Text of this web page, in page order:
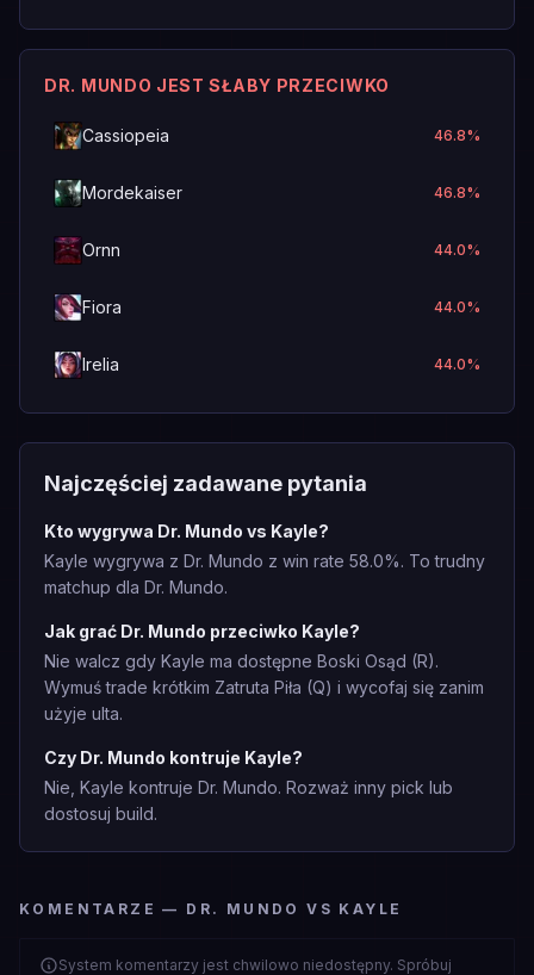
DR. MUNDO JEST SŁABY PRZECIWKO
Cassiopeia 46.8%
Mordekaiser 46.8%
Ornn 44.0%
Fiora 44.0%
Irelia 44.0%
Najczęściej zadawane pytania
Kto wygrywa Dr. Mundo vs Kayle?
Kayle wygrywa z Dr. Mundo z win rate 58.0%. To trudny
matchup dla Dr. Mundo.
Jak grać Dr. Mundo przeciwko Kayle?
Nie walcz gdy Kayle ma dostępne Boski Osąd (R).
Wymuś trade krótkim Zatruta Piła (Q) i wycofaj się zanim
użyje ulta.
Czy Dr. Mundo kontruje Kayle?
Nie, Kayle kontruje Dr. Mundo. Rozważ inny pick lub
dostosuj build.
KOMENTARZE — DR. MUNDO VS KAYLE
System komentarzy jest chwilowo niedostępny. Spróbuj